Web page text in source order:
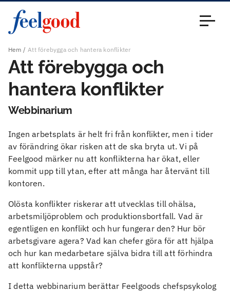
Hem Att förebygga och hantera konflikter
Att förebygga och
hantera konflikter
Webbinarium
Ingen arbetsplats är helt fri från konflikter, men i tider
av förändring ökar risken att de ska bryta ut. Vi på
Feelgood märker nu att konflikterna har ökat, eller
kommit upp till ytan, efter att många har återvänt till
kontoren.
Olösta konflikter riskerar att utvecklas till ohälsa,
arbetsmiljöproblem och produktionsbortfall. Vad är
egentligen en konflikt och hur fungerar den? Hur bör
arbetsgivare agera? Vad kan chefer göra för att hjälpa
och hur kan medarbetare själva bidra till att förhindra
att konflikterna uppstår?
I detta webbinarium berättar Feelgoods chefspsykolog